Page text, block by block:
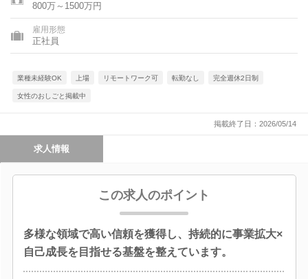
800万～1500万円
雇用形態
正社員
業種未経験OK 上場 リモートワーク可 転勤なし 完全週休2日制
女性のおしごと掲載中
掲載終了日：2026/05/14
求人情報
この求人のポイント
多様な領域で高い信頼を獲得し、持続的に事業拡大×
自己成長を目指せる基盤を整えています。